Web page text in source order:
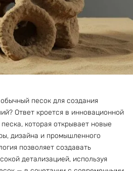
песок для создания
Ответ кроется в инновационной
которая открывает новые
дизайна и промышленного
позволяет создавать
детализацией, используя